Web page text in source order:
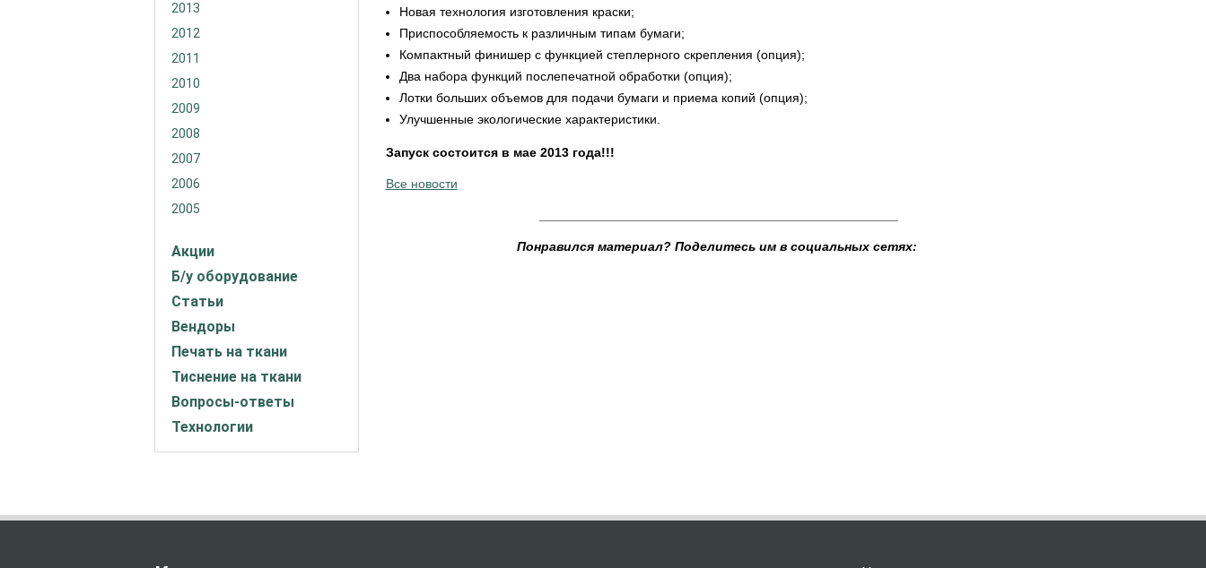
2013
2012
2011
2010
2009
2008
2007
2006
2005
Акции
Б/у оборудование
Статьи
Вендоры
Печать на ткани
Тиснение на ткани
Вопросы-ответы
Технологии
Новая технология изготовления краски;
Приспособляемость к различным типам бумаги;
Компактный финишер с функцией степлерного скрепления (опция);
Два набора функций послепечатной обработки (опция);
Лотки больших объемов для подачи бумаги и приема копий (опция);
Улучшенные экологические характеристики.
Запуск состоится в мае 2013 года!!!
Все новости
Понравился материал? Поделитесь им в социальных сетях: